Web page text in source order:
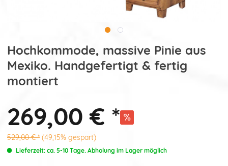
Hochkommode, massive Pinie aus
Mexiko. Handgefertigt & fertig
montiert
269,00 € *
529,00 € * (49,15% gespart)
Lieferzeit: ca. 5-10 Tage. Abholung im Lager möglich